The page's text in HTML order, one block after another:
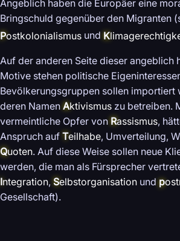
Angeblich haben die Europäer eine
Bringschuld gegenüber den Migranten
Postkolonialismus und K
Auf der anderen Seite dieser angeblich
Motive stehen politische
Bevölkerungsgruppen sollen importiert
deren Namen Aktivismus zu betreiben.
vermeintliche Opfer von Rassismus,
Anspruch auf Teilhabe, Umverteilung,
Quoten. Auf diese Weise sollen neue
werden, die man als Fürsprecher
Integration, Selbstorganisation undp
Gesellschaft).